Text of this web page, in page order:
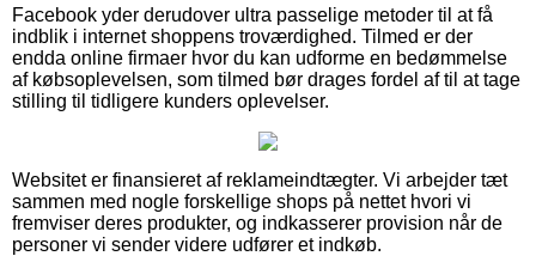
Facebook yder derudover ultra passelige metoder til at få
indblik i internet shoppens troværdighed. Tilmed er der
endda online firmaer hvor du kan udforme en bedømmelse
af købsoplevelsen, som tilmed bør drages fordel af til at tage
stilling til tidligere kunders oplevelser.
Websitet er finansieret af reklameindtægter. Vi arbejder tæt
sammen med nogle forskellige shops på nettet hvori vi
fremviser deres produkter, og indkasserer provision når de
personer vi sender videre udfører et indkøb.